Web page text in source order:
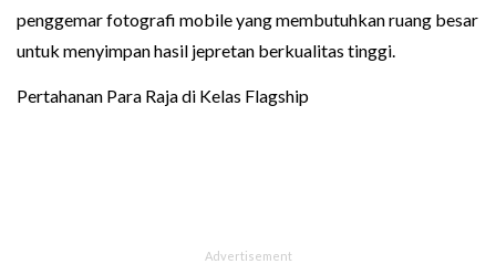
penggemar fotografi mobile yang membutuhkan ruang besar
untuk menyimpan hasil jepretan berkualitas tinggi.
Pertahanan Para Raja di Kelas Flagship